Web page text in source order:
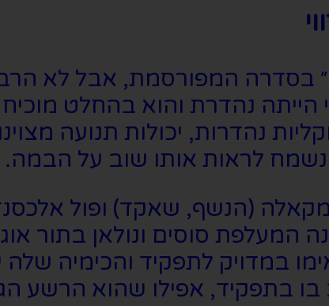
בסדרה המפורסמת, אבל לא
נהדרת והוא בהחלט
נהדרות, יכולות תנועה
נשמח לראות אותו שוב על הבמה.
מקאלה (הנשף, שאקד) ופול
המעלפת סוסים ונולאן בתור
במדויק לתפקיד והכימיה שלה
בתפקיד, אפילו שהוא הרשע